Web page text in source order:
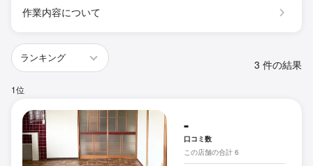
作業内容について
3 件の結果
1位
-
口コミ数
この店舗の合計 6